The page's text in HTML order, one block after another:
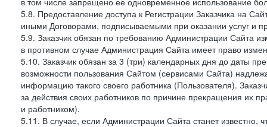
5.8. Предоставление доступа к Регистрации Заказчика на
иными Договорами, подписываемыми при оказании услуг и
5.9. Заказчик обязан по требованию Администрации Сайта
в противном случае Администрация Сайта имеет право
5.10. Заказчик обязан за 3 (три) календарных дня до даты
возможности пользования Сайтом (сервисами Сайта)
информацию такого своего работника (Пользователя).
за действия своих работников по причине прекращения их
и работником).
5.11. В случае, если Администрации Сайта станет